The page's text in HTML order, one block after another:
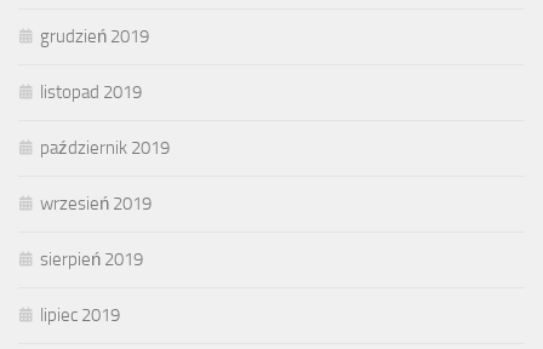
grudzień 2019
listopad 2019
październik 2019
wrzesień 2019
sierpień 2019
lipiec 2019